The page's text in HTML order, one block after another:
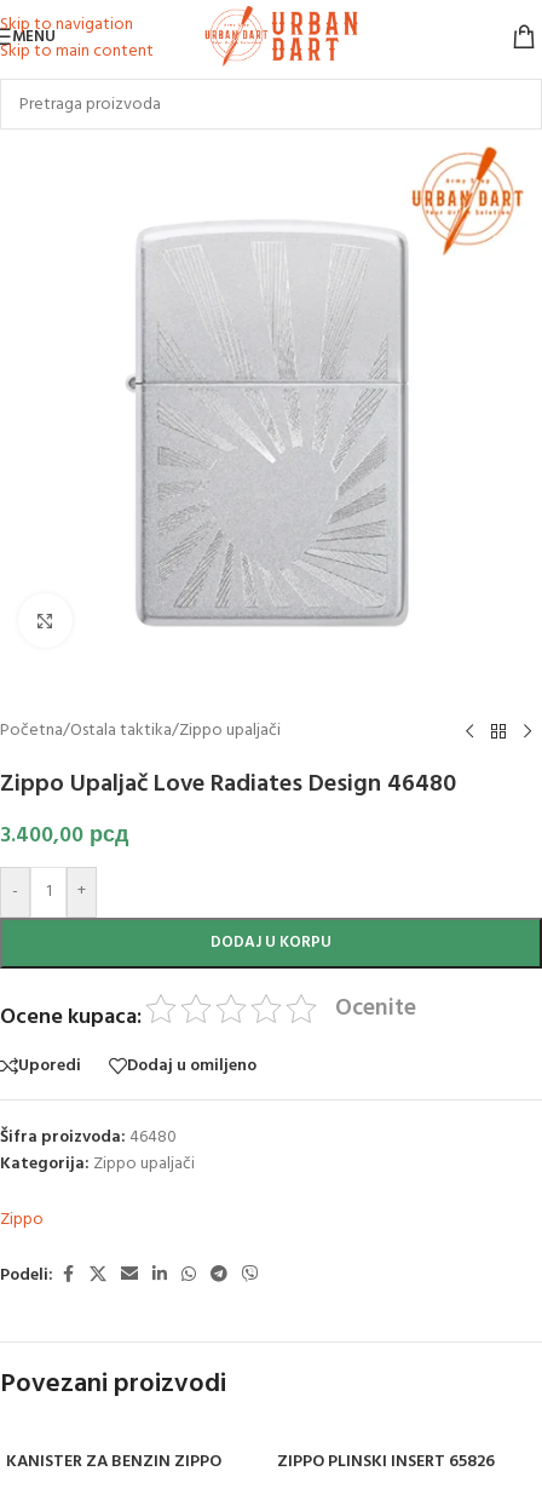
Skip to navigation
Skip to main content
MENU
Klikni za uvećanje slike
Početna/Ostala taktika/Zippo upaljači
Zippo Upaljač Love Radiates Design 46480
3.400,00 рсд
- +
DODAJ U KORPU
Ocene kupaca: Ocenite
Uporedi Dodaj u omiljeno
Šifra proizvoda: 46480
Kategorija: Zippo upaljači
Zippo
Podeli:
Povezani proizvodi
KANISTER ZA BENZIN ZIPPO
ZIPPO PLINSKI INSERT 65826